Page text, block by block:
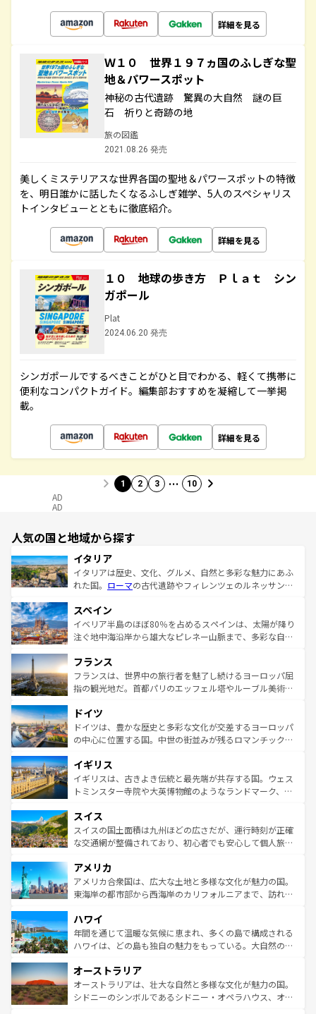
詳細を見る
Ｗ１０ 世界１９７ヵ国のふしぎな聖
地＆パワースポット
神秘の古代遺跡 驚異の大自然 謎の巨
石 祈りと奇跡の地
旅の図鑑
2021.08.26 発売
美しくミステリアスな世界各国の聖地＆パワースポットの特徴
を、明日誰かに話したくなるふしぎ雑学、5人のスペシャリス
トインタビューとともに徹底紹介。
詳細を見る
１０ 地球の歩き方 Ｐｌａｔ シン
ガポール
Plat
2024.06.20 発売
シンガポールでするべきことがひと目でわかる、軽くて携帯に
便利なコンパクトガイド。編集部おすすめを凝縮して一挙掲
載。
詳細を見る
1 2 3 … 10
AD
AD
人気の国と地域から探す
イタリア
イタリアは歴史、文化、グルメ、自然と多彩な魅力にあふ
れた国。 ローマの古代遺跡やフィレンツェのルネッサンス
ろん、トスカーナの美しい田園風景やアマルフィ海岸の絶
景など、自然景観も見逃せない。観光の合間には、本場の
ピザやパスタなど、絶品のイタリア料理を堪能することも
ませてくれるイタリアで、忘れられない旅をしてみよう！
なお、新着のイタリア情報はコンテンツ一覧 を参照してほ
しい。
スペイン
イベリア半島のほぼ80％を占めるスペインは、太陽が降り
注ぐ地中海沿岸から雄大なピレネー山脈まで、多彩な自然
文化が根付くこの国では、情熱的なフラメンコ、熱気あふ
れる闘牛、そして美味しいタパスが生活の一部となってい
る。首都マドリードの洗練された雰囲気や、バルセロナの
の城塞都市、穏やかなビーチリゾートまで多彩な表情を見
せる。地方によって風土や気候が異なるスペインはその個
性で訪れる人を魅了する。 なお、新着のスペイン情報はコ
フランス
フランスは、世界中の旅行者を魅了し続けるヨーロッパ屈
指の観光地だ。首都パリのエッフェル塔やルーブル美術館
で、幅広い魅力が詰まっている。華麗な宮殿、歴史的な大
聖堂、美しいビーチ、そして豊かな自然が、訪れる者を心
から魅了する。また、フランスは美食の国としても知ら
いる。シャンパンの発祥地であるランス、プロヴァンスの
香り高いラベンダー畑など、多彩な楽しみ方が可能だ。さ
らに、パリ以外の地域にも魅力が溢れており、どの街角に
れる地方に足を運ぶとそれぞれで全く異なる文化を体験で
きるだろう。 なお、新着のフランス情報はコンテンツ一覧
を参照してほしい。
ドイツ
ドイツは、豊かな歴史と多彩な文化が交差するヨーロッパ
の中心に位置する国。中世の街並みが残るロマンチック街
顔を持つこの国は、どこを歩いても飽きることがない。ベ
ルリンの文化的活気、バイエルン州のアルプスの絶景、そ
してライン川沿いのワイン畑といった風景は必見。ビール
は、お酒好きな人にはぜひ体験してほしい。 なお、新着の
ドイツ情報はコンテンツ一覧を参照してほしい。
イギリス
イギリスは、古きよき伝統と最先端が共存する国。ウェス
トミンスター寺院や大英博物館のようなランドマーク、歴
リアごとに異なる魅力がある。また、優雅なアフタヌーン
ティー、ビール好きにはたまらない英国パブ、サッカー観
戦など、本場だからこそできる体験も豊富。イギリスを旅
ンツ一覧を参照してほしい。
スイス
スイスの国土面積は九州ほどの広さだが、運行時刻が正確
な交通網が整備されており、初心者でも安心して個人旅行
の建物がそのまま残る町や、スイスならではのユニークな
博物館もあり、アルプス観光だけでなく町歩きも満喫する
ことができる。国民の所得が高いため物価も高いが、旅行
ば市内交通費無料で観光を楽しむこともできる。 なお、新
着のスイス情報はコンテンツ一覧 を参照してほしい。
アメリカ
アメリカ合衆国は、広大な土地と多様な文化が魅力の国。
東海岸の都市部から西海岸のカリフォルニアまで、訪れる
のような巨大都市は、観光、ショッピング、エンターテイ
ンメントが詰まった刺激的なスポットだ。一方、アメリカ
西部には大自然が広がり、グランドキャニオンやイエロー
部のニューオーリンズでは、音楽と美食が融合した独特の
文化が魅力。旅行者はアメリカの各地域で異なる魅力を楽
しみながら、その多様性と豊かな歴史を感じることができ
ハワイ
年間を通じて温暖な気候に恵まれ、多くの島で構成される
ハワイは、どの島も独自の魅力をもっている。大自然の神
ワイ島は見逃せない。また、定番の観光地といえばオアフ
島だが、静かな自然を求めるならマウイ島やカウアイ島が
おすすめ。エメラルドグリーンに輝く海をはじめ、豊かな
オーストラリア
オーストラリアは、壮大な自然と多様な文化が魅力の国。
シドニーのシンボルであるシドニー・オペラハウス、オー